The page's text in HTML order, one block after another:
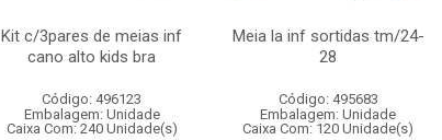
Kit c/3pares de meias inf
cano alto kids bra
Código: 496123
Embalagem: Unidade
Caixa Com: 240 Unidade(s)
Meia la inf sortidas tm/24-
28
Código: 495683
Embalagem: Unidade
Caixa Com: 120 Unidade(s)